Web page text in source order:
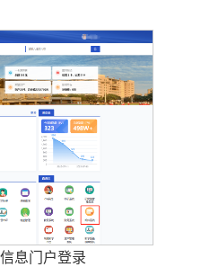
息门户登录